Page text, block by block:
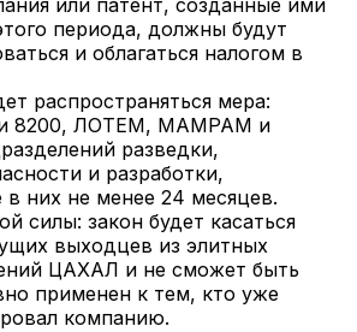
или патент, созданные ими
периода, должны будут
и облагаться налогом в
распространяться мера:
8200, ЛОТЕМ, МАМРАМ и
разведки,
и разработки,
них не менее 24 месяцев.
силы: закон будет касаться
выходцев из элитных
ЦАХАЛ и не сможет быть
применен к тем, кто уже
компанию.